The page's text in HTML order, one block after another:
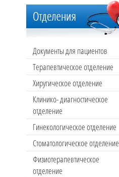
Документы для пациентов
Терапевтическое отделение
Хиругическое отделение
Клинико- диагностическое
отделение
Гинекологическое отделение
Стоматологическое отделение
Физиотерапевтическое
отделение